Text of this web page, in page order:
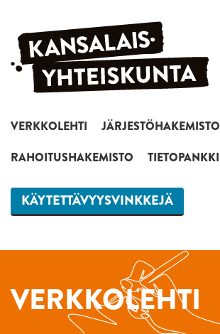
Siirry sisältöön
VERKKOLEHTI
JÄRJESTÖHAKEMISTO
RAHOITUSHAKEMISTO
TIETOPANKKI
KÄYTETTÄVYYSVINKKEJÄ
VERKKOLEHTI